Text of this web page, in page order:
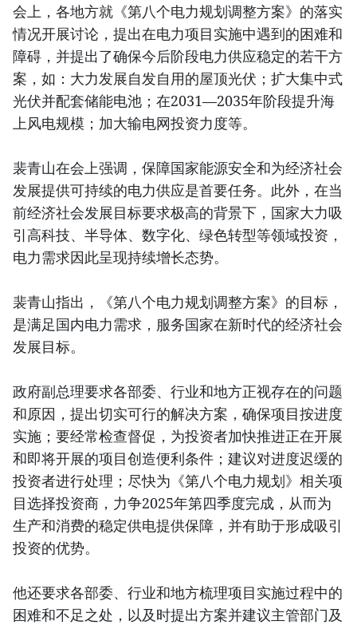
会上，各地方就《第八个电力规划调整方案》的落实
情况开展讨论，提出在电力项目实施中遇到的困难和
障碍，并提出了确保今后阶段电力供应稳定的若干方
案，如：大力发展自发自用的屋顶光伏；扩大集中式
光伏并配套储能电池；在2031—2035年阶段提升海
上风电规模；加大输电网投资力度等。
裴青山在会上强调，保障国家能源安全和为经济社会
发展提供可持续的电力供应是首要任务。此外，在当
前经济社会发展目标要求极高的背景下，国家大力吸
引高科技、半导体、数字化、绿色转型等领域投资，
电力需求因此呈现持续增长态势。
裴青山指出，《第八个电力规划调整方案》的目标，
是满足国内电力需求，服务国家在新时代的经济社会
发展目标。
政府副总理要求各部委、行业和地方正视存在的问题
和原因，提出切实可行的解决方案，确保项目按进度
实施；要经常检查督促，为投资者加快推进正在开展
和即将开展的项目创造便利条件；建议对进度迟缓的
投资者进行处理；尽快为《第八个电力规划》相关项
目选择投资商，力争2025年第四季度完成，从而为
生产和消费的稳定供电提供保障，并有助于形成吸引
投资的优势。
他还要求各部委、行业和地方梳理项目实施过程中的
困难和不足之处，以及时提出方案并建议主管部门及